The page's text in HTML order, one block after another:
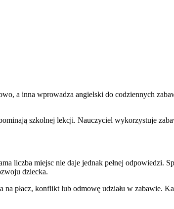
a inna wprowadza angielski do codziennych
szkolnej lekcji. Nauczyciel wykorzystuje
liczba miejsc nie daje jednak pełnej odpowiedzi.
dziecka.
płacz, konflikt lub odmowę udziału w zabawie.